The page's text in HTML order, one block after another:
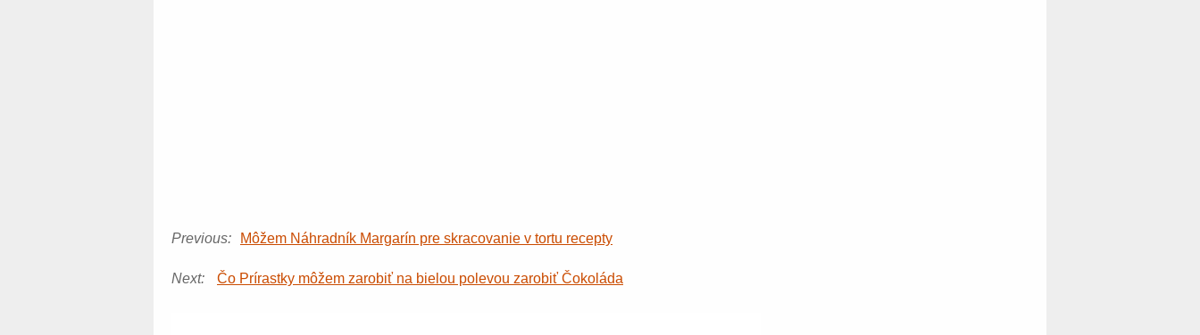
Previous: Môžem Náhradník Margarín pre skracovanie v tortu recepty
Next: Čo Prírastky môžem zarobiť na bielou polevou zarobiť Čokoláda